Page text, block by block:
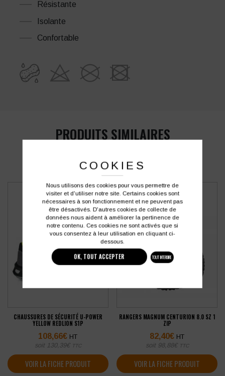
Résistante
Isolante
Confortable
PRODUITS SIMILAIRES
CHAUSSURES DE SÉCURITÉ U-POWER
YELLOW REDLION S1P
108,66€ HT
soit 130,39€ TTC
VOIR LA FICHE PRODUIT
RANGERS MAGNUM CENTURION 8.0 SZ 1
ZIP
82,40€ HT
soit 98,88€ TTC
VOIR LA FICHE PRODUIT
COOKIES
Nous utilisons des cookies pour vous permettre de
visiter et d'utiliser notre site. Certains cookies sont
nécessaires à son fonctionnement et ne peuvent pas
être désactivés. D'autres cookies de collecte de
données nous aident à améliorer la pertinence de
notre contenu. Ces cookies ne sont activés que si
vous consentez à leur utilisation en cliquant ci-
dessous.
OK, TOUT ACCEPTER TOUT INTERDIRE